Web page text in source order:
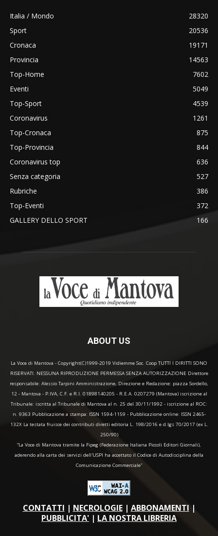
Italia / Mondo
28320
Sport
20536
Cronaca
19171
Provincia
14563
Top-Home
7602
Eventi
5049
Top-Sport
4539
Coronavirus
1261
Top-Cronaca
875
Top-Provincia
844
Coronavirus top
636
Senza categoria
527
Rubriche
386
Top-Eventi
372
GALLERY DELLO SPORT
166
ABOUT US
La Voce di Mantova - Copyright(C)1999-2019 Vidiemme Soc. Coop TUTTI I DIRITTI SONO
RISERVATI. NESSUNA RIPRODUZIONE PERMESSA SENZA AUTORIZZAZIONE Direttore
responsabile: Alessio Tarpini Amministrazione, Direzione e Redazione: piazza Sordello,
12 - Mantova - P.IVA, C.F. e R.I. 01898140205 - R.E.A. 0207279 (Mantova) iscrizione al
Tribunale: iscritta al Tribunale di Mantova al n. 25 del 30/11/1992 - iscrizione al ROC:
n. 9363 Pubblicazione a stampa: ISSN 1594-1159 - Pubblicazione online: ISSN 2465-
132X La testata fruisce dei contributi diretti editoria L. 198/2016 e d.lgs 70/2017 (ex L.
250/90)
“La Voce di Mantova tramite la Fipeg (Federazione Italiana Piccoli Editori Giornali),
aderendo alla carta dei servizi dell'USPI ha accettato il Codice di Autodisciplina della
Comunicazione Commerciale"
CONTATTI | NECROLOGIE| ABBONAMENTI |
PUBBLICITA' | LA NOSTRA LIBRERIA